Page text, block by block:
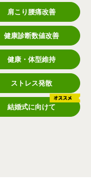
肩こり腰痛改善
健康診断数値改善
健康・体型維持
ストレス発散
結婚式に向けて